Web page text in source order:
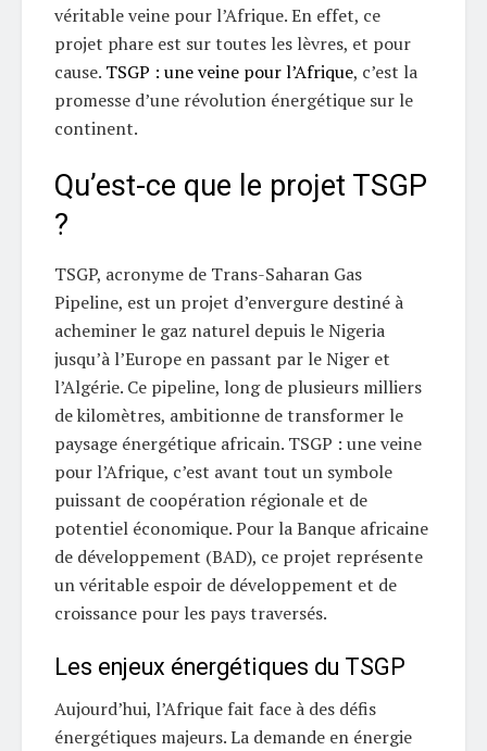
véritable veine pour l’Afrique. En effet, ce
projet phare est sur toutes les lèvres, et pour
cause. TSGP : une veine pour l’Afrique, c’est la
promesse d’une révolution énergétique sur le
continent.
Qu’est-ce que le projet TSGP
?
TSGP, acronyme de Trans-Saharan Gas
Pipeline, est un projet d’envergure destiné à
acheminer le gaz naturel depuis le Nigeria
jusqu’à l’Europe en passant par le Niger et
l’Algérie. Ce pipeline, long de plusieurs milliers
de kilomètres, ambitionne de transformer le
paysage énergétique africain. TSGP : une veine
pour l’Afrique, c’est avant tout un symbole
puissant de coopération régionale et de
potentiel économique. Pour la Banque africaine
de développement (BAD), ce projet représente
un véritable espoir de développement et de
croissance pour les pays traversés.
Les enjeux énergétiques du TSGP
Aujourd’hui, l’Afrique fait face à des défis
énergétiques majeurs. La demande en énergie